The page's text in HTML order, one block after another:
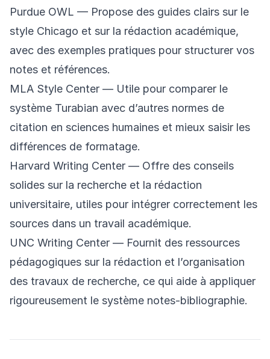
Purdue OWL — Propose des guides clairs sur le
style Chicago et sur la rédaction académique,
avec des exemples pratiques pour structurer vos
notes et références.
MLA Style Center — Utile pour comparer le
système Turabian avec d’autres normes de
citation en sciences humaines et mieux saisir les
différences de formatage.
Harvard Writing Center — Offre des conseils
solides sur la recherche et la rédaction
universitaire, utiles pour intégrer correctement les
sources dans un travail académique.
UNC Writing Center — Fournit des ressources
pédagogiques sur la rédaction et l’organisation
des travaux de recherche, ce qui aide à appliquer
rigoureusement le système notes-bibliographie.